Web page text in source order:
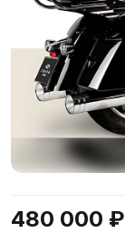
480 000 ₽